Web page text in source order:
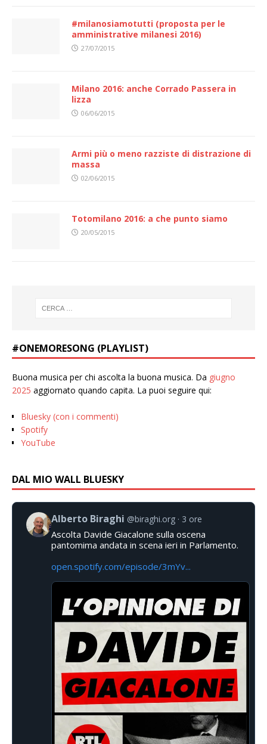
#milanosiamotutti (proposta per le
amministrative milanesi 2016)
27/07/2015
Milano 2016: anche Corrado Passera in
lizza
06/06/2015
Armi più o meno razziste di distrazione di
massa
02/06/2015
Totomilano 2016: a che punto siamo
20/05/2015
#ONEMORESONG (PLAYLIST)
Buona musica per chi ascolta la buona musica. Da giugno
2025 aggiornato quando capita. La puoi seguire qui:
Bluesky (con i commenti)
Spotify
YouTube
DAL MIO WALL BLUESKY
Alberto Biraghi @biraghi.org 3 ore
Ascolta Davide Giacalone sulla oscena
pantomima andata in scena ieri in Parlamento.
open.spotify.com/episode/3mYv...